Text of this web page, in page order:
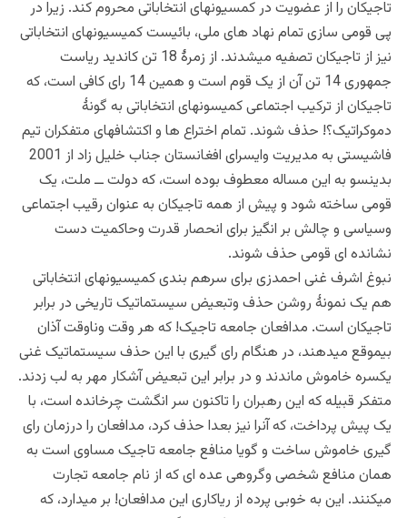
تاجیکان را از عضویت در کمسیونهای انتخاباتی محروم کند. زیرا در
پی قومی سازی تمام نهاد های ملی، بائیست کمیسیونهای انتخاباتی
نیز از تاجیکان تصفیه میشدند. از زمرۀ 18 تن کاندید ریاست
جمهوری 14 تن آن از یک قوم است و همین 14 رای کافی است، که
تاجیکان از ترکیب اجتماعی کمیسونهای انتخاباتی به گونۀ
دموکراتیک؟! حذف شوند. تمام اختراع ها و اکتشافهای متفکران تیم
فاشیستی به مدیریت وایسرای افغانستان جناب خلیل زاد از 2001
بدینسو به این مساله معطوف بوده است، که دولت ــ ملت، یک
قومی ساخته شود و پیش از همه تاجیکان به عنوان رقیب اجتماعی
وسیاسی و چالش بر انگیز برای انحصار قدرت وحاکمیت دست
نشانده ای قومی حذف شوند.
نبوغ اشرف غنی احمدزی برای سرهم بندی کمیسیونهای انتخاباتی
هم یک نمونۀ روشن حذف وتبعیض سیستماتیک تاریخی در برابر
تاجیکان است. مدافعان جامعه تاجیک! که هر وقت وناوقت آذان
بیموقع میدهند، در هنگام رای گیری با این حذف سیستماتیک غنی
یکسره خاموش ماندند و در برابر این تبعیض آشکار مهر به لب زدند.
متفکر قبیله که این رهبران را تاکنون سر انگشت چرخانده است، با
یک پیش پرداخت، که آنرا نیز بعدا حذف کرد، مدافعان را درزمان رای
گیری خاموش ساخت و گویا منافع جامعه تاجیک مساوی است به
همان منافع شخصی وگروهی عده ای که از نام جامعه تجارت
میکنند. این به خوبی پرده از ریاکاری این مدافعان! بر میدارد، که